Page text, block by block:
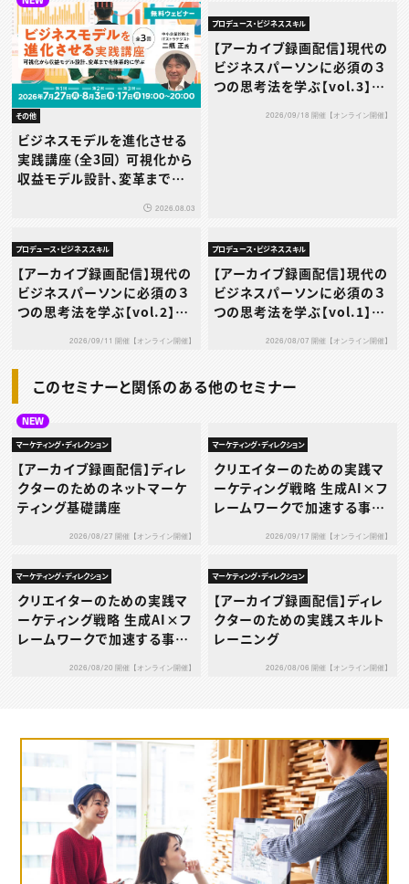
その他
ビジネスモデルを進化させる
実践講座（全3回） 可視化から
収益モデル設計、変革までを
2026.08.03
プロデュース・ビジネススキル
【アーカイブ録画配信】現代の
ビジネスパーソンに必須の３
つの思考法を学ぶ【vol.3】デ
2026/09/18 開催【オンライン開催】
プロデュース・ビジネススキル
【アーカイブ録画配信】現代の
ビジネスパーソンに必須の３
つの思考法を学ぶ【vol.2】シ
2026/09/11 開催【オンライン開催】
プロデュース・ビジネススキル
【アーカイブ録画配信】現代の
ビジネスパーソンに必須の３
つの思考法を学ぶ【vol.1】ロ
2026/08/07 開催【オンライン開催】
このセミナーと関係のある他のセミナー
NEW
マーケティング・ディレクション
【アーカイブ録画配信】ディレ
クターのためのネットマーケ
ティング基礎講座
2026/08/27 開催【オンライン開催】
マーケティング・ディレクション
クリエイターのための実践マ
ーケティング戦略 生成AI×フ
レームワークで加速する事業
ース分析×生成AI ― 業界構
―
2026/09/17 開催【オンライン開催】
マーケティング・ディレクション
クリエイターのための実践マ
ーケティング戦略 生成AI×フ
レームワークで加速する事業
T分析 × アンゾフの成長ベク
2026/08/20 開催【オンライン開催】
マーケティング・ディレクション
【アーカイブ録画配信】ディレ
クターのための実践スキルト
レーニング
2026/08/06 開催【オンライン開催】